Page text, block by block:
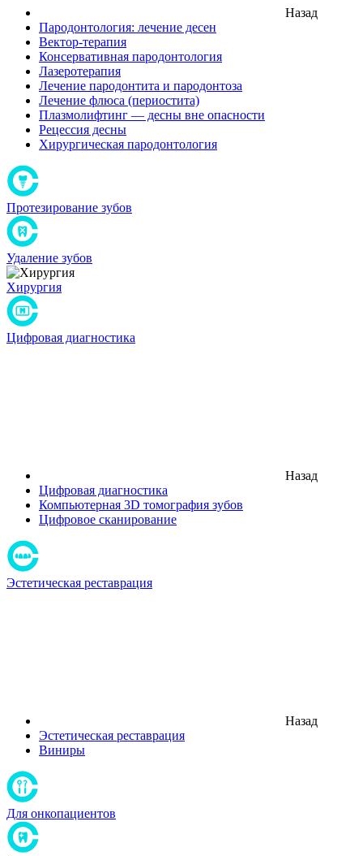
Назад
Пародонтология: лечение десен
Вектор-терапия
Консервативная пародонтология
Лазеротерапия
Лечение пародонтита и пародонтоза
Лечение флюса (периостита)
Плазмолифтинг — десны вне опасности
Рецессия десны
Хирургическая пародонтология
Протезирование зубов
Удаление зубов
Хирургия
Цифровая диагностика
Назад
Цифровая диагностика
Компьютерная 3D томография зубов
Цифровое сканирование
Эстетическая реставрация
Назад
Эстетическая реставрация
Виниры
Для онкопациентов